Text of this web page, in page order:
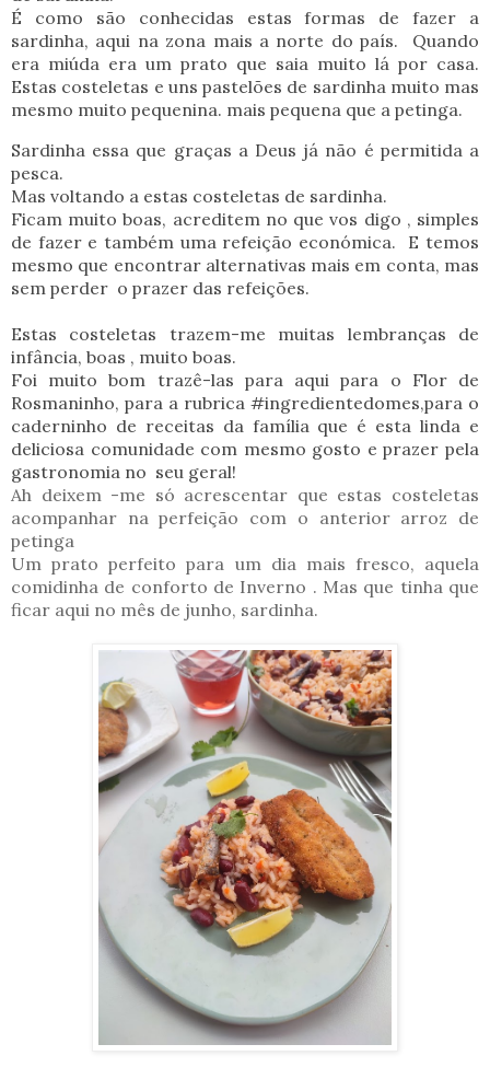
É como são conhecidas estas formas de fazer a
sardinha, aqui na zona mais a norte do país. Quando
era miúda era um prato que saia muito lá por casa.
Estas costeletas e uns pastelões de sardinha muito mas
mesmo muito pequenina. mais pequena que a petinga.
Sardinha essa que graças a Deus já não é permitida a
pesca.
Mas voltando a estas costeletas de sardinha.
Ficam muito boas, acreditem no que vos digo , simples
de fazer e também uma refeição económica. E temos
mesmo que encontrar alternativas mais em conta, mas
sem perder o prazer das refeições.
Estas costeletas trazem-me muitas lembranças de
infância, boas , muito boas.
Foi muito bom trazê-las para aqui para o Flor de
Rosmaninho, para a rubrica #ingredientedomes,para o
caderninho de receitas da família que é esta linda e
deliciosa comunidade com mesmo gosto e prazer pela
gastronomia no seu geral!
Ah deixem -me só acrescentar que estas costeletas
acompanhar na perfeição com o anterior arroz de
petinga
Um prato perfeito para um dia mais fresco, aquela
comidinha de conforto de Inverno . Mas que tinha que
ficar aqui no mês de junho, sardinha.